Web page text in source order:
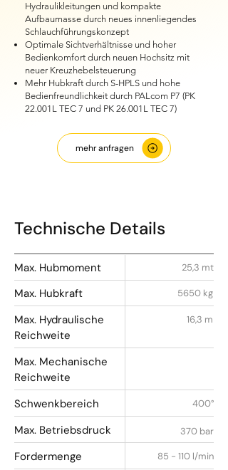
Hydraulikleitungen und kompakte
Aufbaumasse durch neues innenliegendes
Schlauchführungskonzept
Optimale Sichtverhältnisse und hoher
Bedienkomfort durch neuen Hochsitz mit
neuer Kreuzhebelsteuerung
Mehr Hubkraft durch S-HPLS und hohe
Bedienfreundlichkeit durch PALcom P7 (PK
22.001L TEC 7 und PK 26.001L TEC 7)
mehr anfragen
Technische Details
Max. Hubmoment
Max. Hubkraft
Max. Hydraulische
Reichweite
Max. Mechanische
Reichweite
Schwenkbereich
Max. Betriebsdruck
Fordermenge
25,3 mt
5650 kg
16,3 m
85 - 110 l/min
400°
370 bar